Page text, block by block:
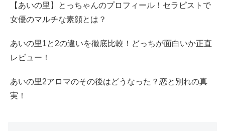
【あいの里】とっちゃんのプロフィール！セラピストで
女優のマルチな素顔とは？
あいの里1と2の違いを徹底比較！どっちが面白いか正直
レビュー！
あいの里2アロマのその後はどうなった？恋と別れの真
実！